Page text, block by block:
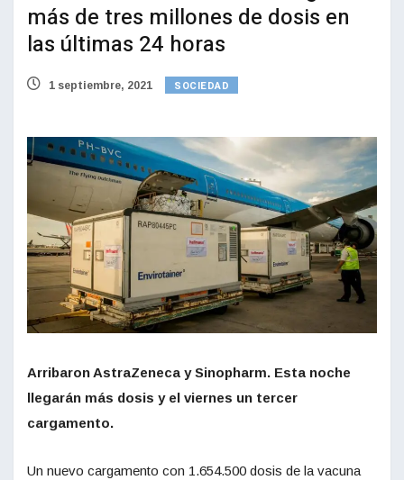
más de tres millones de dosis en
las últimas 24 horas
1 septiembre, 2021 SOCIEDAD
Arribaron AstraZeneca y Sinopharm. Esta noche
llegarán más dosis y el viernes un tercer
cargamento.
Un nuevo cargamento con 1.654.500 dosis de la vacuna